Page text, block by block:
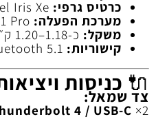
כרטיס גרפי:
מערכת הפעלה:
משקל: כ‑1.18–1.20 ק״ג
קישוריות:
🔌 כניסות
צד שמאל:
2×
4 / USB‑C